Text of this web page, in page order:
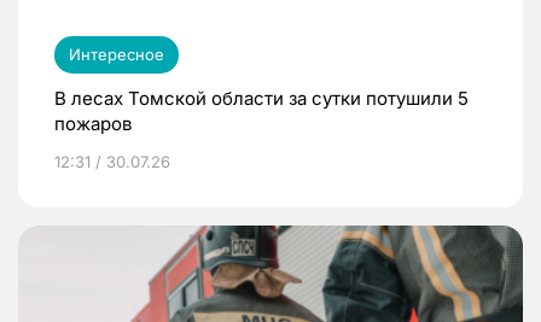
Интересное
В лесах Томской области за сутки потушили 5
пожаров
12:31 / 30.07.26